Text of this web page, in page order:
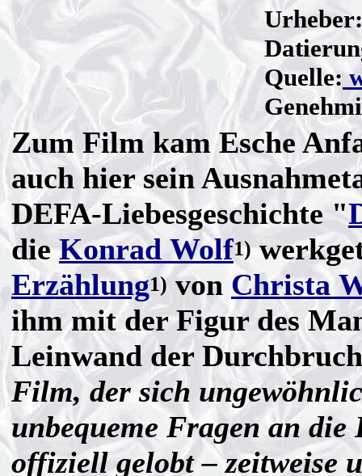
Quelle:
Zum Film kam Esche
auch hier sein
DEFA-Liebesgeschichte "
dieKonrad Wolf1)
Erzählung1)von Christa
ihm mit der Figur des
Leinwand der
Film, der sich
unbequeme Fragen an
offiziell gelobt – zeitweise